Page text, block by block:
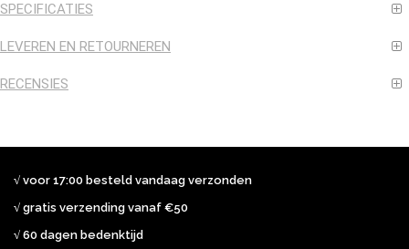
SPECIFICATIES
LEVEREN EN RETOURNEREN
RECENSIES
√ voor 17:00 besteld vandaag verzonden
√ gratis verzending vanaf €50
√ 60 dagen bedenktijd